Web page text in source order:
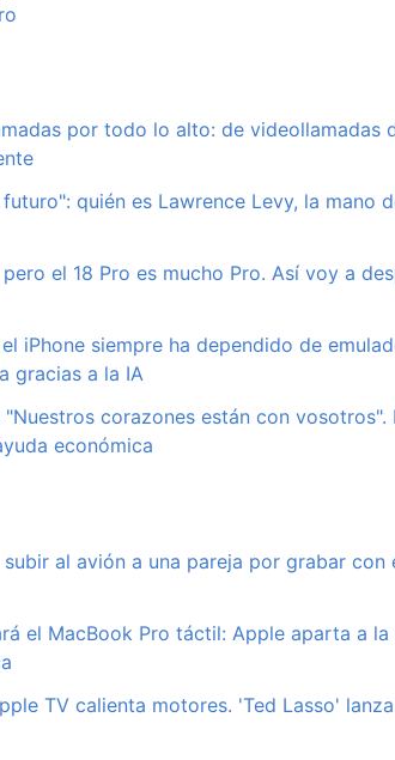
por todo lo alto: de videollamadas
quién es Lawrence Levy, la mano
el 18 Pro es mucho Pro. Así voy a
iPhone siempre ha dependido de
gracias a la IA
corazones están con
económica
al avión a una pareja por grabar
el MacBook Pro táctil: Apple aparta a
TV calienta motores. 'Ted Lasso'